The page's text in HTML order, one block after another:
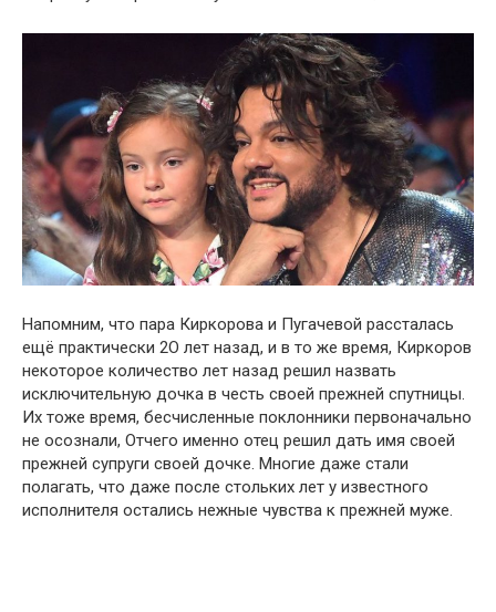
Напомним, что пaра Киркорова и Пугачевой рассталась
ещё практически 2O лет назад, и в то же время, Киркоров
некоторое количество лет назад решил назвать
исключительную дочка в честь своей прежней спутницы.
Их тоже время, бесчисленные поклонники первоначально
не осознали, Отчего именно отец решил дать имя своей
прежней супруги своей дочке. Многие даже стали
полагать, что даже после стольких лет у известного
исполнителя остались нежные чувства к прежней муже.